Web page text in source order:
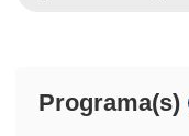
Programa(s)